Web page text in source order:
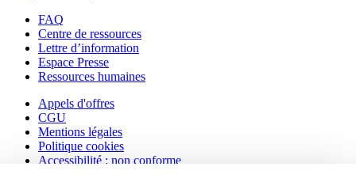
FAQ
Centre de ressources
Lettre d’information
Espace Presse
Ressources humaines
Appels d'offres
CGU
Mentions légales
Politique cookies
Accessibilité : non conforme